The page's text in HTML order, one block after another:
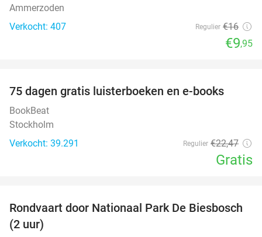
Ammerzoden
Verkocht: 407
Regulier €16
€9,95
75 dagen gratis luisterboeken en e-books
BookBeat
Stockholm
Verkocht: 39.291
Regulier €22,47
Gratis
21%
Rondvaart door Nationaal Park De Biesbosch
(2 uur)